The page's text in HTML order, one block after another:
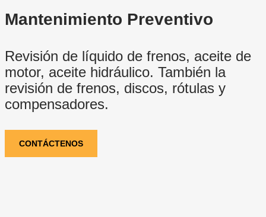
Mantenimiento Preventivo
Revisión de líquido de frenos, aceite de
motor, aceite hidráulico. También la
revisión de frenos, discos, rótulas y
compensadores.
CONTÁCTENOS